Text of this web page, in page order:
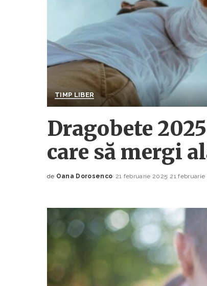
TIMP LIBER
Dragobete
care să mergi
Posted
de Oana Dorosenco 21 februarie 2025 21 februarie